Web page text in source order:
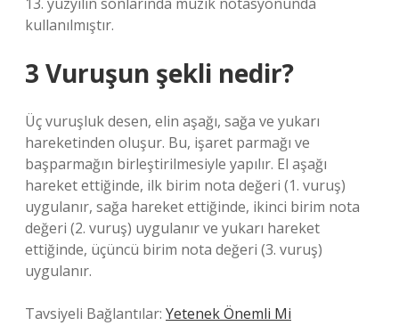
kullanılmıştır.
3 Vuruşun şekli nedir?
Üç vuruşluk desen, elin aşağı, sağa ve yukarı
hareketinden oluşur. Bu, işaret parmağı ve
başparmağın birleştirilmesiyle yapılır. El aşağı
hareket ettiğinde, ilk birim nota değeri (1. vuruş)
uygulanır, sağa hareket ettiğinde, ikinci birim nota
değeri (2. vuruş) uygulanır ve yukarı hareket
ettiğinde, üçüncü birim nota değeri (3. vuruş)
uygulanır.
Tavsiyeli Bağlantılar: Yetenek Önemli Mi